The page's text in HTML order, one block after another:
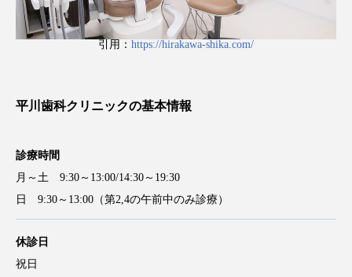
引用： https://hirakawa-shika.com/
平川歯科クリニックの基本情報
診療時間
月～土 9:30～13:00/14:30～19:30
日 9:30～13:00（第2,4の午前中のみ診療）
休診日
祝日